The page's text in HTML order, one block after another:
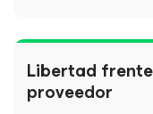
Libertad
proveedor